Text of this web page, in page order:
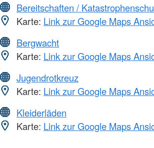
Bereitschaften /
Karte: Link zur Google Maps
Bergwacht
Karte: Link zur Google Maps
Jugendrotkreuz
Karte: Link zur Google Maps
Kleiderläden
Karte: Link zur Google Maps